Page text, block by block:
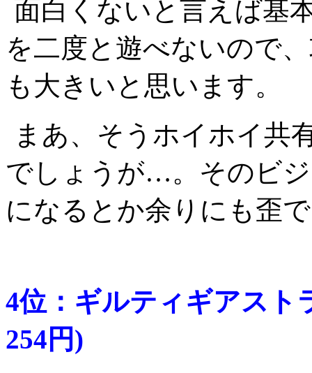
面白くないと言えば基
を二度と遊べないので
も大きいと思います。
まあ、そうホイホイ共
でしょうが…。そのビ
になるとか余りにも歪
4位：ギルティギアス
254円)